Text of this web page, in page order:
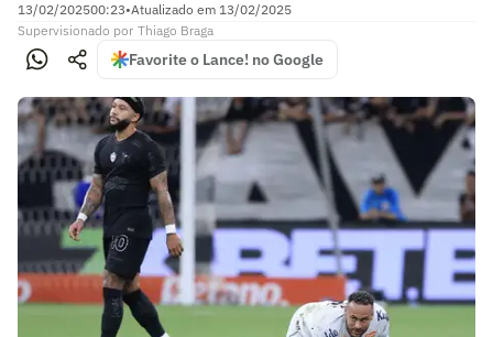
13/02/202500:23•Atualizado em 13/02/2025
Supervisionado por Thiago Braga
Favorite o Lance! no Google